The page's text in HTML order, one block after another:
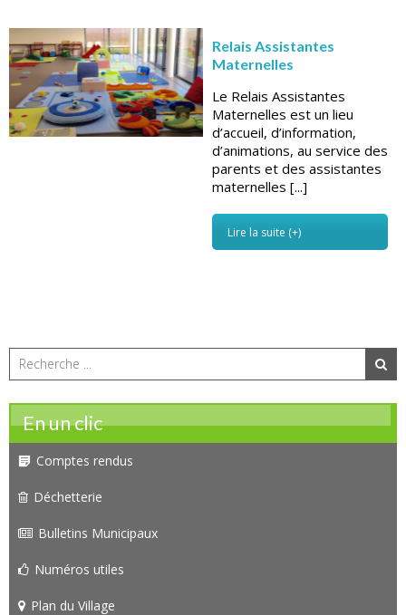
Relais Assistantes
Maternelles
Le Relais Assistantes
Maternelles est un lieu
d’accueil, d’information,
d’animations, au service des
parents et des assistantes
maternelles [...]
Lire la suite (+)
En un clic
Comptes rendus
Déchetterie
Bulletins Municipaux
Numéros utiles
Plan du Village